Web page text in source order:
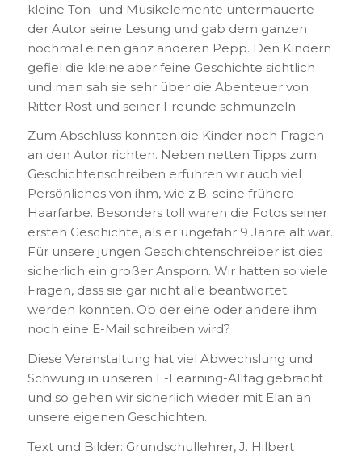
kleine Ton- und Musikelemente untermauerte
der Autor seine Lesung und gab dem ganzen
nochmal einen ganz anderen Pepp. Den Kindern
gefiel die kleine aber feine Geschichte sichtlich
und man sah sie sehr über die Abenteuer von
Ritter Rost und seiner Freunde schmunzeln.
Zum Abschluss konnten die Kinder noch Fragen
an den Autor richten. Neben netten Tipps zum
Geschichtenschreiben erfuhren wir auch viel
Persönliches von ihm, wie z.B. seine frühere
Haarfarbe. Besonders toll waren die Fotos seiner
ersten Geschichte, als er ungefähr 9 Jahre alt war.
Für unsere jungen Geschichtenschreiber ist dies
sicherlich ein großer Ansporn. Wir hatten so viele
Fragen, dass sie gar nicht alle beantwortet
werden konnten. Ob der eine oder andere ihm
noch eine E-Mail schreiben wird?
Diese Veranstaltung hat viel Abwechslung und
Schwung in unseren E-Learning-Alltag gebracht
und so gehen wir sicherlich wieder mit Elan an
unsere eigenen Geschichten.
Text und Bilder: Grundschullehrer, J. Hilbert